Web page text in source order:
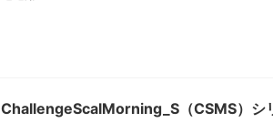
ChallengeScalMorning_S（CSMS）シ